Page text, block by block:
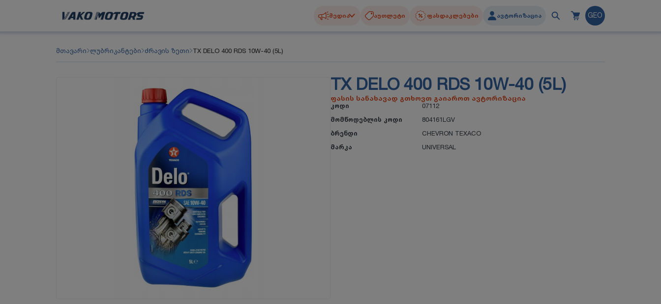
მედია აუთლეტი ფასდაკლებები ავტორიზაცია GEO
მთავარი ლუბრიკანტები ძრავის ზეთი TX DELO 400 RDS 10W-40 (5L)
TX DELO 400 RDS 10W-40 (5L)
ფასის სანახავად გთხოვთ გაიაროთ ავტორიზაცია
კოდი
07112
მომწოდებლის კოდი
804161LGV
ბრენდი
CHEVRON TEXACO
მარკა
UNIVERSAL